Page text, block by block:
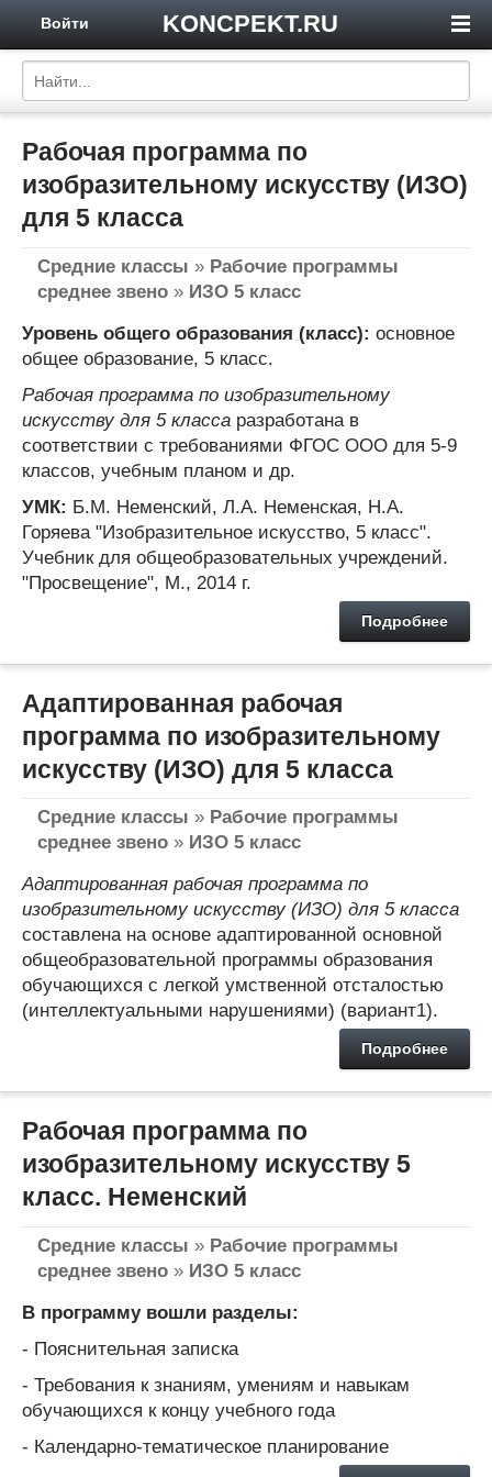
KONCPEKT.RU
Войти
Рабочая программа по
изобразительному искусству (ИЗО)
для 5 класса
Средние классы » Рабочие программы
среднее звено » ИЗО 5 класс
Уровень общего образования (класс): основное
общее образование, 5 класс.
Рабочая программа по изобразительному
искусству для 5 класса разработана в
соответствии с требованиями ФГОС ООО для 5-9
классов, учебным планом и др.
УМК: Б.М. Неменский, Л.А. Неменская, Н.А.
Горяева "Изобразительное искусство, 5 класс".
Учебник для общеобразовательных учреждений.
"Просвещение", М., 2014 г.
Подробнее
Адаптированная рабочая
программа по изобразительному
искусству (ИЗО) для 5 класса
Средние классы » Рабочие программы
среднее звено » ИЗО 5 класс
Адаптированная рабочая программа по
изобразительному искусству (ИЗО) для 5 класса
составлена на основе адаптированной основной
общеобразовательной программы образования
обучающихся с легкой умственной отсталостью
(интеллектуальными нарушениями) (вариант1).
Подробнее
Рабочая программа по
изобразительному искусству 5
класс. Неменский
Средние классы » Рабочие программы
среднее звено » ИЗО 5 класс
В программу вошли разделы:
- Пояснительная записка
- Требования к знаниям, умениям и навыкам
обучающихся к концу учебного года
- Календарно-тематическое планирование